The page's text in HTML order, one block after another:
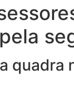
quadra